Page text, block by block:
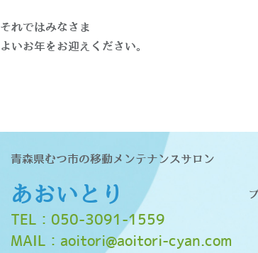
それではみなさま
よいお年をお迎えください。
青森県むつ市の移動メンテナンスサロン
あおいとり
TEL： 050-3091-1559
MAIL： aoitori@aoitori-cyan.com